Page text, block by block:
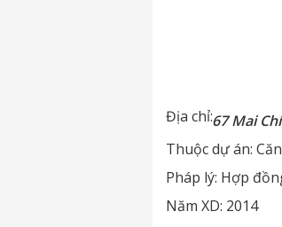
Địa chỉ:67 Mai
Thuộc dự án:
Pháp lý: Hợp
Năm XD: 2014